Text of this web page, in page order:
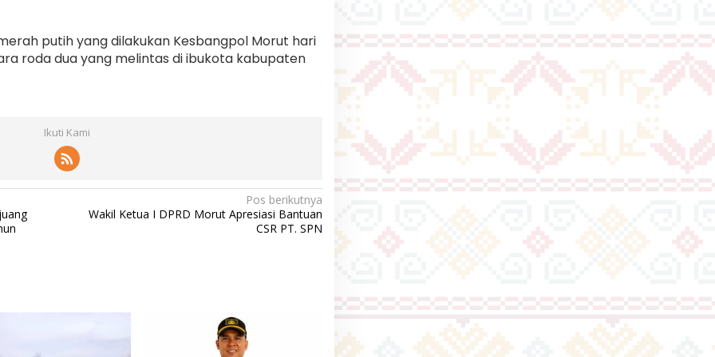
putih yang dilakukan Kesbangpol Morut hari
roda dua yang melintas di ibukota kabupaten
Ikuti Kami
Pos berikutnya
Wakil Ketua I DPRD Morut Apresiasi Bantuan
CSR PT. SPN